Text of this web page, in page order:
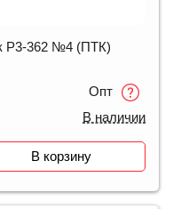
Р3-362 №4 (ПТК)
Опт
В наличии
В корзину